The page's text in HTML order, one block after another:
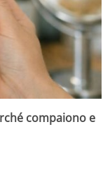
compaiono e